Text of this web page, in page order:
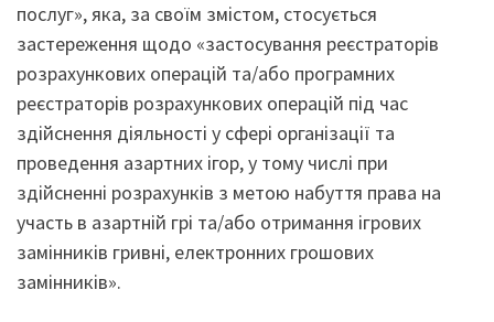
послуг», яка, за своїм змістом, стосується
застереження щодо «застосування реєстраторів
розрахункових операцій та/або програмних
реєстраторів розрахункових операцій під час
здійснення діяльності у сфері організації та
проведення азартних ігор, у тому числі при
здійсненні розрахунків з метою набуття права на
участь в азартній грі та/або отримання ігрових
замінників гривні, електронних грошових
замінників».